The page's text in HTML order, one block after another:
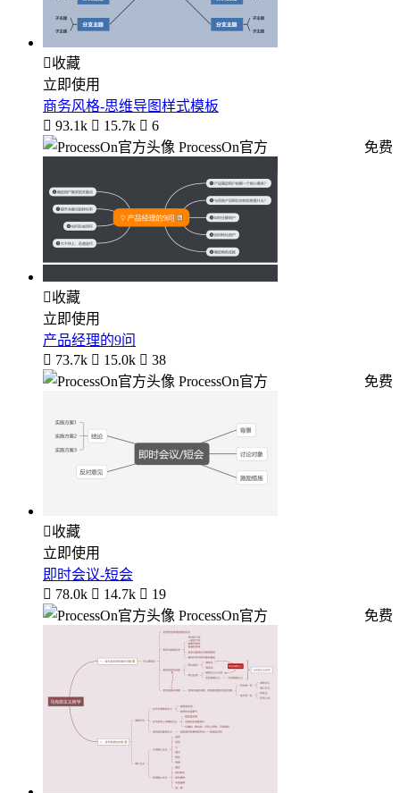
收藏
立即使用
商务风格-思维导图样式模板
 93.1k  15.7k  6
ProcessOn官方
免费
收藏
立即使用
产品经理的9问
 73.7k  15.0k  38
ProcessOn官方
免费
收藏
立即使用
即时会议-短会
 78.0k  14.7k  19
ProcessOn官方
免费